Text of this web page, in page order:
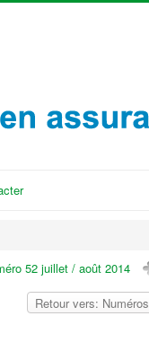
52 juillet / août 2014
Retour vers: Numéros